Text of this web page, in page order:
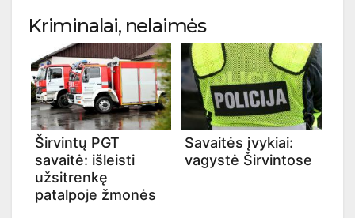
Kriminalai, nelaimės
Širvintų PGT
savaitė: išleisti
užsitrenkę
patalpoje žmonės
Savaitės įvykiai:
vagystė Širvintose